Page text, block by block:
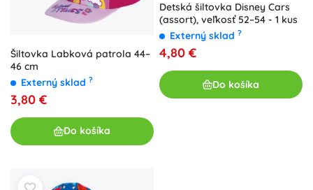
Šiltovka Labková patrola 44–
46 cm
Externý sklad ?
3,80 €
Do košíka
Detská šiltovka Disney Cars
(assort), veľkosť 52–54 - 1 kus
Externý sklad ?
4,80 €
Do košíka